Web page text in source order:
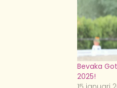
Bevaka
2025!